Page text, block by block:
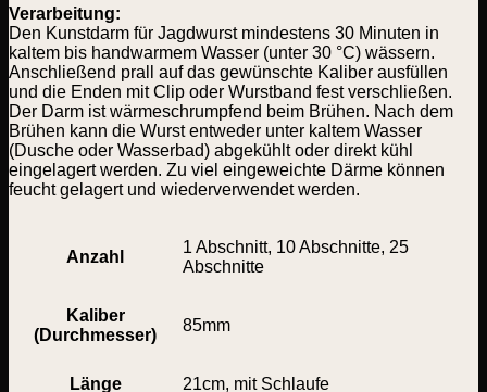
Verarbeitung:
Den Kunstdarm für Jagdwurst mindestens 30 Minuten in
kaltem bis handwarmem Wasser (unter 30 °C) wässern.
Anschließend prall auf das gewünschte Kaliber ausfüllen
und die Enden mit Clip oder Wurstband fest verschließen.
Der Darm ist wärmeschrumpfend beim Brühen. Nach dem
Brühen kann die Wurst entweder unter kaltem Wasser
(Dusche oder Wasserbad) abgekühlt oder direkt kühl
eingelagert werden. Zu viel eingeweichte Därme können
feucht gelagert und wiederverwendet werden.
Anzahl
1 Abschnitt, 10 Abschnitte, 25
Abschnitte
Kaliber
(Durchmesser)
85mm
Länge 21cm, mit Schlaufe